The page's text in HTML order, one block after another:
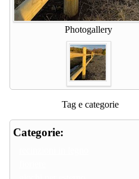
Photogallery
Tag e categorie
Categorie: